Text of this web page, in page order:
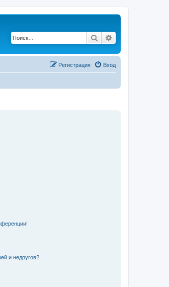
Поиск
Вход
Регистрация
и недругов?